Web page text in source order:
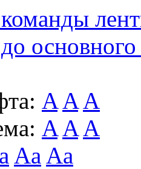
основного
A A A
A A A
Aa Aa